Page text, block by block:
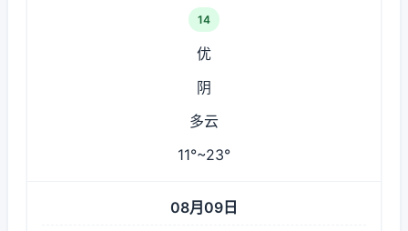
14
优
阴
多云
11°~23°
08月09日